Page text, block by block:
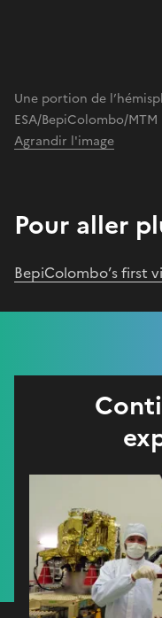
Une portion de
ESA/BepiColombo/MTM
Agrandir l'image
Pour aller
BepiColombo’s first